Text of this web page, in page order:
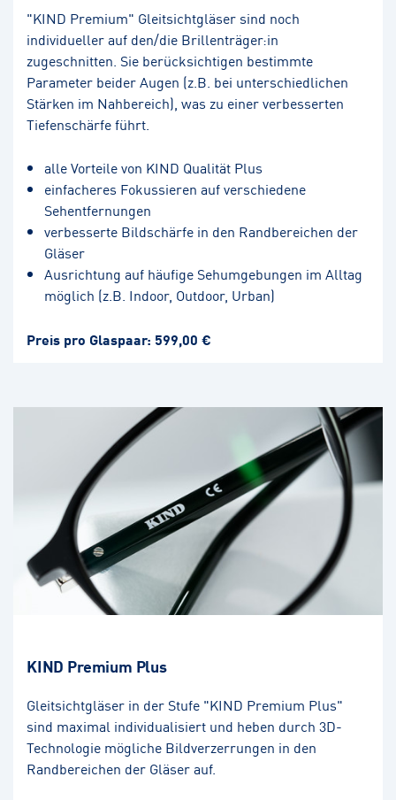
"KIND Premium" Gleitsichtgläser sind noch
individueller auf den/die Brillenträger:in
zugeschnitten. Sie berücksichtigen bestimmte
Parameter beider Augen (z.B. bei unterschiedlichen
Stärken im Nahbereich), was zu einer verbesserten
Tiefenschärfe führt.
alle Vorteile von KIND Qualität Plus
einfacheres Fokussieren auf verschiedene
Sehentfernungen
verbesserte Bildschärfe in den Randbereichen der
Gläser
Ausrichtung auf häufige Sehumgebungen im Alltag
möglich (z.B. Indoor, Outdoor, Urban)
Preis pro Glaspaar: 599,00 €
KIND Premium Plus
Gleitsichtgläser in der Stufe "KIND Premium Plus"
sind maximal individualisiert und heben durch 3D-
Technologie mögliche Bildverzerrungen in den
Randbereichen der Gläser auf.